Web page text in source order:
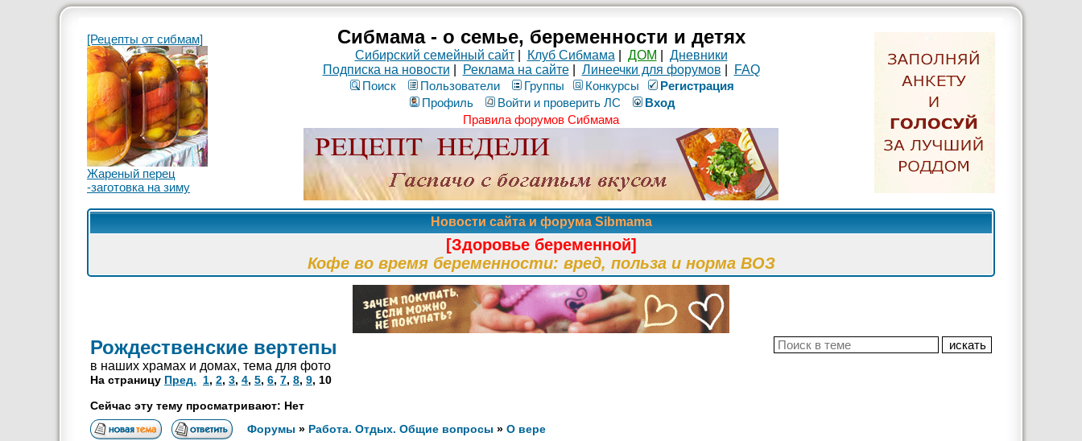
[Рецепты от сибмам]
Жареный перец
-заготовка на зиму
Сибмама - о семье, беременности и детях
Сибирский семейный сайт| Клуб Сибмама ДОМ
Дневники
Подписка на новости
Реклама на сайте| Линеечки для форумов
FAQ
Поиск
Пользователи Группы Конкурсы
Рeгиcтpaция
Профиль
Войти и проверить ЛС
Вход
Правила форумов Сибмама
Новости сайта и форума Sibmama
[Здоровье беременной]
Кофе во время беременности: вред, польза и норма ВОЗ
Рождественские вертепы
в наших храмах и домах, тема для фото
На страницу Пред. 1, 2, 3, 4, 5, 6, 7, 8, 9, 10
Сейчас эту тему просматривают: Нет
Форумы » Работа. Отдых. Общие вопросы » О вере